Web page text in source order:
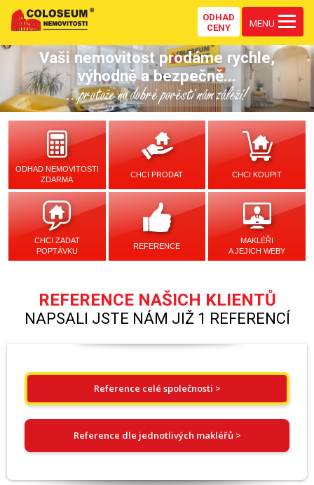
ODHAD
CENY
MENU
Vaši nemovitost prodáme rychle,
výhodně a bezpečně...
...protože na dobré pověsti nám záleží!
ODHAD NEMOVITOSTI
ZDARMA
CHCI PRODAT CHCI KOUPIT
CHCI ZADAT
POPTÁVKU
REFERENCE
MAKLÉŘI
A JEJICH WEBY
REFERENCE NAŠICH KLIENTŮ
NAPSALI JSTE NÁM JIŽ 1 REFERENCÍ
Reference celé společnosti >
Reference dle jednotlivých makléřů >